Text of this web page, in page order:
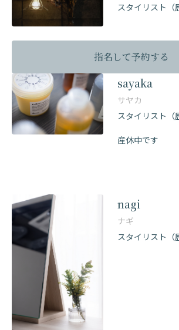
スタイリスト（
指名して予約する
sayaka
サヤカ
スタイリスト（
産休中です
nagi
ナギ
スタイリスト（